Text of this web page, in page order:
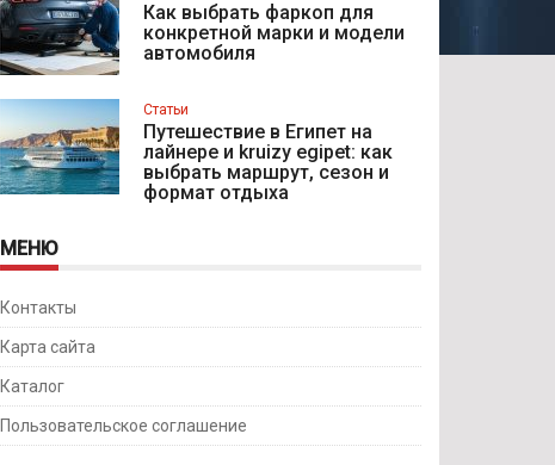
Как выбрать фаркоп для
конкретной марки и модели
автомобиля
Статьи
Путешествие в Египет на
лайнере и kruizy egipet: как
выбрать маршрут, сезон и
формат отдыха
МЕНЮ
Контакты
Карта сайта
Каталог
Пользовательское соглашение